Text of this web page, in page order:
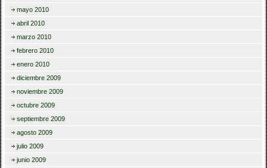
mayo 2010
abril 2010
marzo 2010
febrero 2010
enero 2010
diciembre 2009
noviembre 2009
octubre 2009
septiembre 2009
agosto 2009
julio 2009
junio 2009